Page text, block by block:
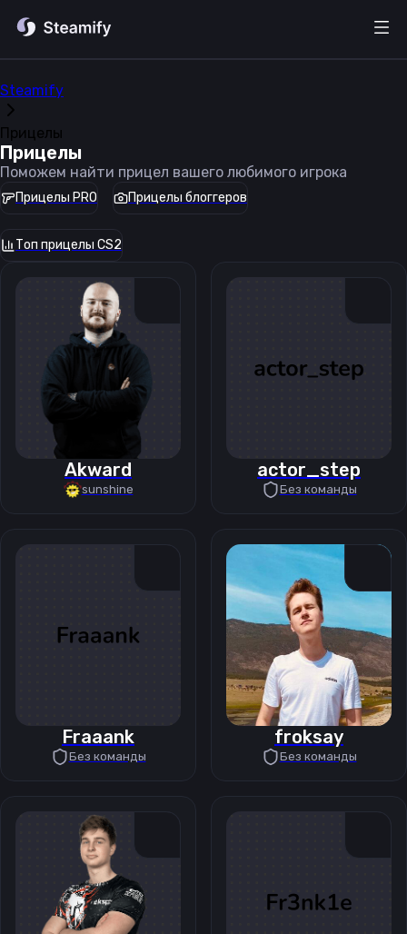
Steamify
Прицелы
Прицелы
Поможем найти прицел вашего любимого игрока
Прицелы PRO Прицелы блоггеров
Топ прицелы CS2
Akward
sunshine
actor_step
Без команды
Fraaank
Без команды
froksay
Без команды